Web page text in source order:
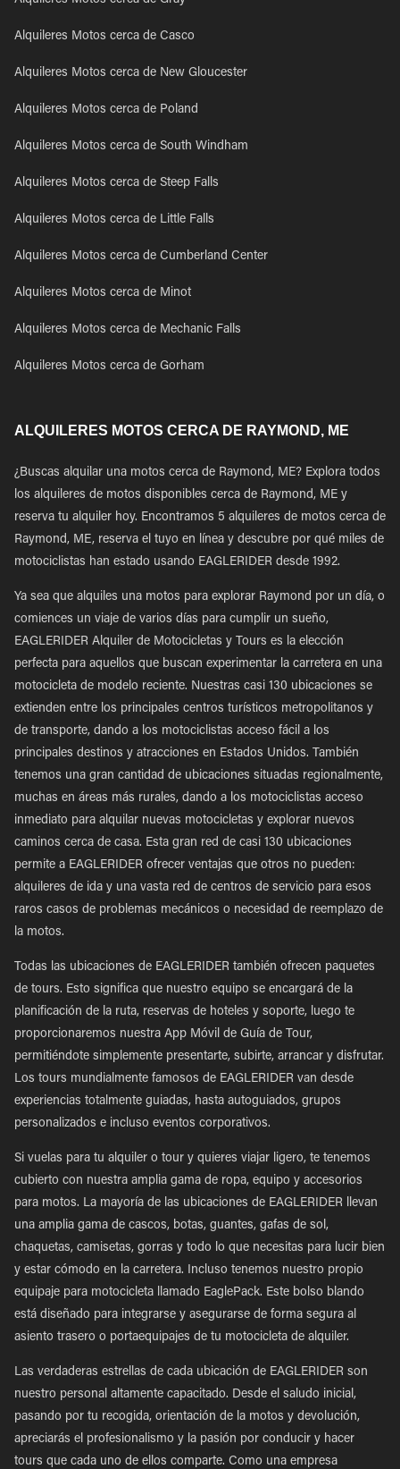
Alquileres Motos cerca de Casco
Alquileres Motos cerca de New Gloucester
Alquileres Motos cerca de Poland
Alquileres Motos cerca de South Windham
Alquileres Motos cerca de Steep Falls
Alquileres Motos cerca de Little Falls
Alquileres Motos cerca de Cumberland Center
Alquileres Motos cerca de Minot
Alquileres Motos cerca de Mechanic Falls
Alquileres Motos cerca de Gorham
ALQUILERES MOTOS CERCA DE RAYMOND, ME
¿Buscas alquilar una motos cerca de Raymond, ME? Explora todos
los alquileres de motos disponibles cerca de Raymond, ME y
reserva tu alquiler hoy. Encontramos 5 alquileres de motos cerca de
Raymond, ME, reserva el tuyo en línea y descubre por qué miles de
motociclistas han estado usando EAGLERIDER desde 1992.
Ya sea que alquiles una motos para explorar Raymond por un día, o
comiences un viaje de varios días para cumplir un sueño,
EAGLERIDER Alquiler de Motocicletas y Tours es la elección
perfecta para aquellos que buscan experimentar la carretera en una
motocicleta de modelo reciente. Nuestras casi 130 ubicaciones se
extienden entre los principales centros turísticos metropolitanos y
de transporte, dando a los motociclistas acceso fácil a los
principales destinos y atracciones en Estados Unidos. También
tenemos una gran cantidad de ubicaciones situadas regionalmente,
muchas en áreas más rurales, dando a los motociclistas acceso
inmediato para alquilar nuevas motocicletas y explorar nuevos
caminos cerca de casa. Esta gran red de casi 130 ubicaciones
permite a EAGLERIDER ofrecer ventajas que otros no pueden:
alquileres de ida y una vasta red de centros de servicio para esos
raros casos de problemas mecánicos o necesidad de reemplazo de
la motos.
Todas las ubicaciones de EAGLERIDER también ofrecen paquetes
de tours. Esto significa que nuestro equipo se encargará de la
planificación de la ruta, reservas de hoteles y soporte, luego te
proporcionaremos nuestra App Móvil de Guía de Tour,
permitiéndote simplemente presentarte, subirte, arrancar y disfrutar.
Los tours mundialmente famosos de EAGLERIDER van desde
experiencias totalmente guiadas, hasta autoguiados, grupos
personalizados e incluso eventos corporativos.
Si vuelas para tu alquiler o tour y quieres viajar ligero, te tenemos
cubierto con nuestra amplia gama de ropa, equipo y accesorios
para motos. La mayoría de las ubicaciones de EAGLERIDER llevan
una amplia gama de cascos, botas, guantes, gafas de sol,
chaquetas, camisetas, gorras y todo lo que necesitas para lucir bien
y estar cómodo en la carretera. Incluso tenemos nuestro propio
equipaje para motocicleta llamado EaglePack. Este bolso blando
está diseñado para integrarse y asegurarse de forma segura al
asiento trasero o portaequipajes de tu motocicleta de alquiler.
Las verdaderas estrellas de cada ubicación de EAGLERIDER son
nuestro personal altamente capacitado. Desde el saludo inicial,
pasando por tu recogida, orientación de la motos y devolución,
apreciarás el profesionalismo y la pasión por conducir y hacer
tours que cada uno de ellos comparte. Como una empresa